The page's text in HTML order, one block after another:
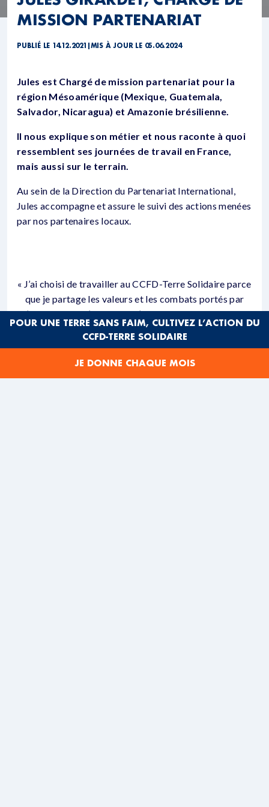
MISSION PARTENARIAT
PUBLIÉ LE 14.12.2021 MIS À JOUR LE 05.06.2024
Jules est Chargé de mission partenariat pour la
région Mésoamérique (Mexique, Guatemala,
Salvador, Nicaragua) et Amazonie brésilienne.
Il nous explique son métier et nous raconte à quoi
ressemblent ses journées de travail en France,
mais aussi sur le terrain.
Au sein de la Direction du Partenariat International,
Jules accompagne et assure le suivi des actions menées
par nos partenaires locaux.
« J’ai choisi de travailler au CCFD-Terre Solidaire parce
que je partage les valeurs et les combats portés par
l’association. D’autre part, j’adhère profondément au
mode d’intervention du CCFD-Terre Solidaire qui fait le
pays d’intervention ».
POUR UNE TERRE SANS FAIM, CULTIVEZ L’ACTION DU
CCFD-TERRE SOLIDAIRE
JE DONNE CHAQUE MOIS